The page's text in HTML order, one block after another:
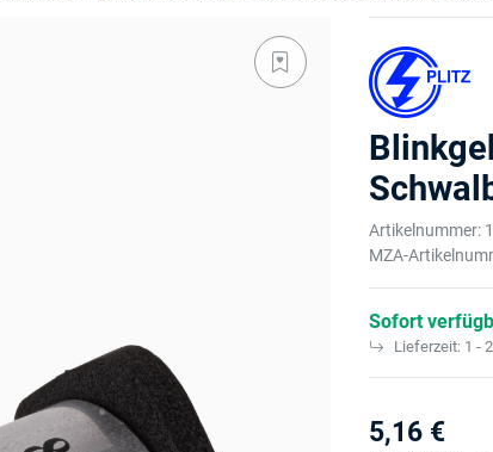
Artikelnummer:
MZA-
Sofort
Lieferzeit: 1 -
5,16 €